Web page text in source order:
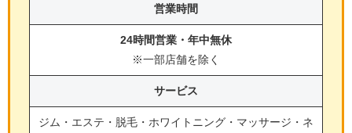
営業時間
24時間営業・年中無休
※一部店舗を除く
サービス
ジム・エステ・脱毛・ホワイトニング・マッサージ・ネ